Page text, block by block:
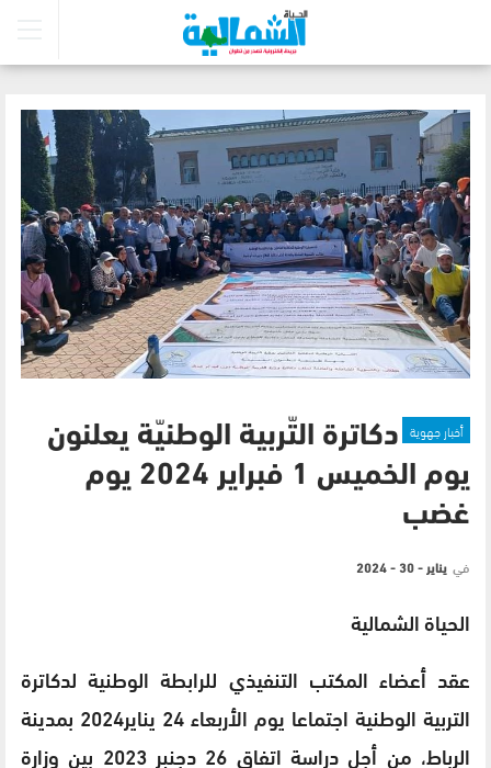
أخبار جهوية دكاترة التّربية الوطنيّة يعلنون
يوم الخميس 1 فبراير 2024 يوم
غضب
في يناير - 30 - 2024
الحياة الشمالية
عقد أعضاء المكتب التنفيذي للرابطة الوطنية لدكاترة
التربية الوطنية اجتماعا يوم الأربعاء 24 يناير2024 بمدينة
الرباط، من أجل دراسة اتفاق 26 دجنبر 2023 بين وزارة